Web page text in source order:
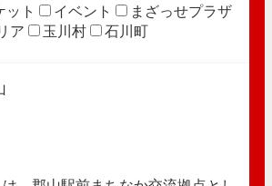
ット イベント
まざっせプラザ
ア 玉川村 石川町